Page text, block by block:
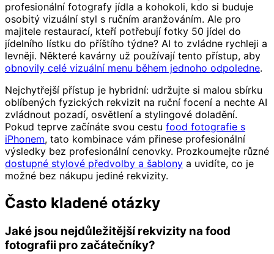
profesionální fotografy jídla a kohokoli, kdo si buduje
osobitý vizuální styl s ručním aranžováním. Ale pro
majitele restaurací, kteří potřebují fotky 50 jídel do
jídelního lístku do příštího týdne? AI to zvládne rychleji a
levněji. Některé kavárny už používají tento přístup, aby
obnovily celé vizuální menu během jednoho odpoledne.
Nejchytřejší přístup je hybridní: udržujte si malou sbírku
oblíbených fyzických rekvizit na ruční focení a nechte AI
zvládnout pozadí, osvětlení a stylingové doladění.
Pokud teprve začínáte svou cestu food fotografie s
iPhonem, tato kombinace vám přinese profesionální
výsledky bez profesionální cenovky. Prozkoumejte různé
dostupné stylové předvolby a šablony a uvidíte, co je
možné bez nákupu jediné rekvizity.
Často kladené otázky
Jaké jsou nejdůležitější rekvizity na food
fotografii pro začátečníky?